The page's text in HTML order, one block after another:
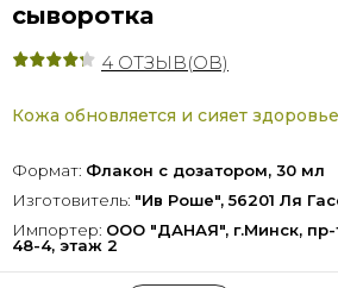
сыворотка
4 ОТЗЫВ(ОВ)
Кожа обновляется и сияет
Формат: Флакон с дозатором, 30 мл
Изготовитель: "Ив Роше", 56201 Ля
Импортер: ООО "ДАНАЯ", г.Минск, пр-
48-4, этаж 2